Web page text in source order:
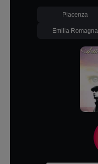
Piacenza
Emilia Romagna